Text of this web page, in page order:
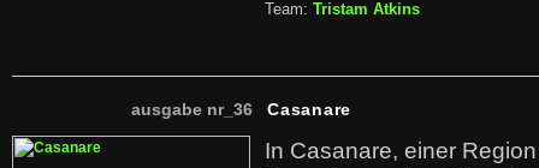
Team: Tristam Atkins
ausgabe nr_36 Casanare
In Casanare, einer